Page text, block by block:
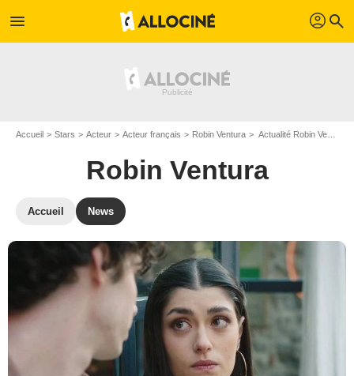
menu profil search
Accueil Stars Acteur Acteur français Robin Ventura Actualité Robin Ventura
Robin Ventura
Accueil News